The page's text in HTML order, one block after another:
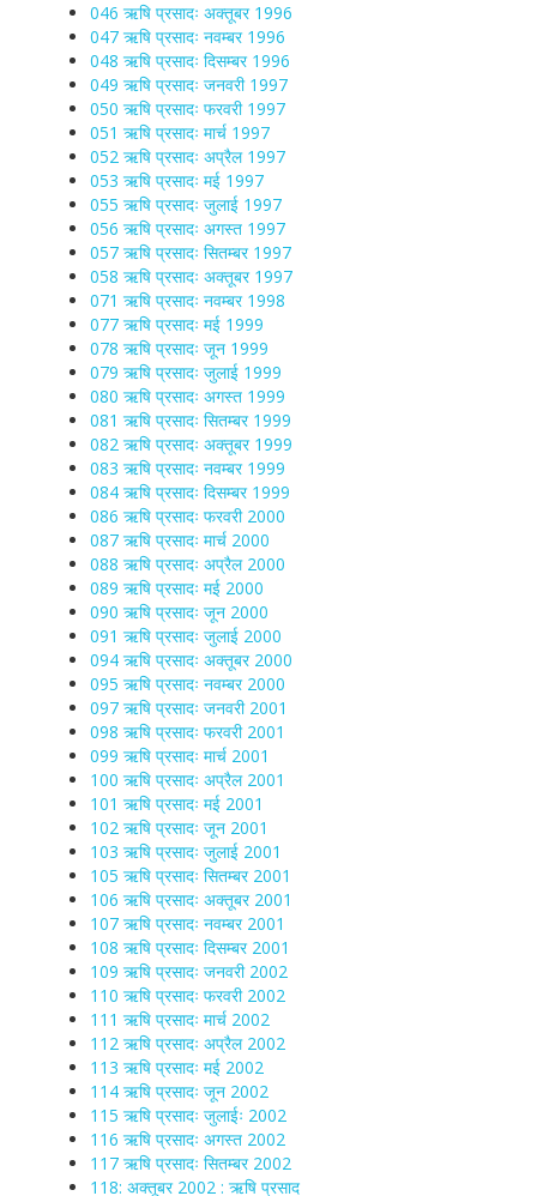
046 ऋषि प्रसादः अक्तूबर 1996
047 ऋषि प्रसादः नवम्बर 1996
048 ऋषि प्रसादः दिसम्बर 1996
049 ऋषि प्रसादः जनवरी 1997
050 ऋषि प्रसादः फरवरी 1997
051 ऋषि प्रसादः मार्च 1997
052 ऋषि प्रसादः अप्रैल 1997
053 ऋषि प्रसादः मई 1997
055 ऋषि प्रसादः जुलाई 1997
056 ऋषि प्रसादः अगस्त 1997
057 ऋषि प्रसादः सितम्बर 1997
058 ऋषि प्रसादः अक्तूबर 1997
071 ऋषि प्रसादः नवम्बर 1998
077 ऋषि प्रसादः मई 1999
078 ऋषि प्रसादः जून 1999
079 ऋषि प्रसादः जुलाई 1999
080 ऋषि प्रसादः अगस्त 1999
081 ऋषि प्रसादः सितम्बर 1999
082 ऋषि प्रसादः अक्तूबर 1999
083 ऋषि प्रसादः नवम्बर 1999
084 ऋषि प्रसादः दिसम्बर 1999
086 ऋषि प्रसादः फरवरी 2000
087 ऋषि प्रसादः मार्च 2000
088 ऋषि प्रसादः अप्रैल 2000
089 ऋषि प्रसादः मई 2000
090 ऋषि प्रसादः जून 2000
091 ऋषि प्रसादः जुलाई 2000
094 ऋषि प्रसादः अक्तूबर 2000
095 ऋषि प्रसादः नवम्बर 2000
097 ऋषि प्रसादः जनवरी 2001
098 ऋषि प्रसादः फरवरी 2001
099 ऋषि प्रसादः मार्च 2001
100 ऋषि प्रसादः अप्रैल 2001
101 ऋषि प्रसादः मई 2001
102 ऋषि प्रसादः जून 2001
103 ऋषि प्रसादः जुलाई 2001
105 ऋषि प्रसादः सितम्बर 2001
106 ऋषि प्रसादः अक्तूबर 2001
107 ऋषि प्रसादः नवम्बर 2001
108 ऋषि प्रसादः दिसम्बर 2001
109 ऋषि प्रसादः जनवरी 2002
110 ऋषि प्रसादः फरवरी 2002
111 ऋषि प्रसादः मार्च 2002
112 ऋषि प्रसादः अप्रैल 2002
113 ऋषि प्रसादः मई 2002
114 ऋषि प्रसादः जून 2002
115 ऋषि प्रसादः जुलाईः 2002
116 ऋषि प्रसादः अगस्त 2002
117 ऋषि प्रसादः सितम्बर 2002
118: अक्तूबर 2002 : ऋषि प्रसाद